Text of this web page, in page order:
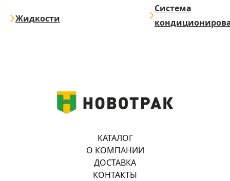
Жидкости
Система
КАТАЛОГ
О КОМПАНИИ
ДОСТАВКА
КОНТАКТЫ